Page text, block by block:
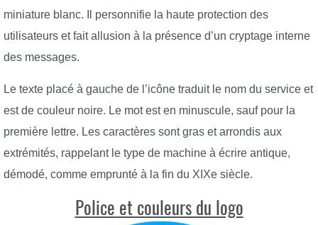
miniature blanc. Il personnifie la haute protection des
utilisateurs et fait allusion à la présence d’un cryptage interne
des messages.
Le texte placé à gauche de l’icône traduit le nom du service et
est de couleur noire. Le mot est en minuscule, sauf pour la
première lettre. Les caractères sont gras et arrondis aux
extrémités, rappelant le type de machine à écrire antique,
démodé, comme emprunté à la fin du XIXe siècle.
Police et couleurs du logo